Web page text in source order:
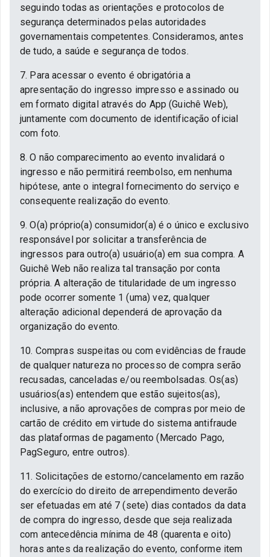
seguindo todas as orientações e protocolos de
segurança determinados pelas autoridades
governamentais competentes. Consideramos, antes
de tudo, a saúde e segurança de todos.
7. Para acessar o evento é obrigatória a
apresentação do ingresso impresso e assinado ou
em formato digital através do App (Guichê Web),
juntamente com documento de identificação oficial
com foto.
8. O não comparecimento ao evento invalidará o
ingresso e não permitirá reembolso, em nenhuma
hipótese, ante o integral fornecimento do serviço e
consequente realização do evento.
9. O(a) próprio(a) consumidor(a) é o único e exclusivo
responsável por solicitar a transferência de
ingressos para outro(a) usuário(a) em sua compra. A
Guichê Web não realiza tal transação por conta
própria. A alteração de titularidade de um ingresso
pode ocorrer somente 1 (uma) vez, qualquer
alteração adicional dependerá de aprovação da
organização do evento.
10. Compras suspeitas ou com evidências de fraude
de qualquer natureza no processo de compra serão
recusadas, canceladas e/ou reembolsadas. Os(as)
usuários(as) entendem que estão sujeitos(as),
inclusive, a não aprovações de compras por meio de
cartão de crédito em virtude do sistema antifraude
das plataformas de pagamento (Mercado Pago,
PagSeguro, entre outros).
11. Solicitações de estorno/cancelamento em razão
do exercício do direito de arrependimento deverão
ser efetuadas em até 7 (sete) dias contados da data
de compra do ingresso, desde que seja realizada
com antecedência mínima de 48 (quarenta e oito)
horas antes da realização do evento, conforme item